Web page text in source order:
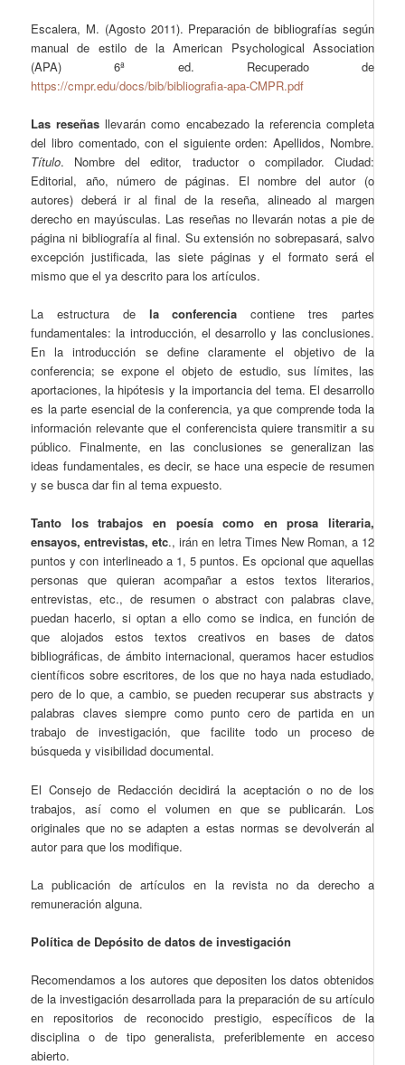
Escalera, M. (Agosto 2011). Preparación de bibliografías según
manual de estilo de la American Psychological Association
(APA) 6ª ed. Recuperado de
https://cmpr.edu/docs/bib/bibliografia-apa-CMPR.pdf
Las reseñas llevarán como encabezado la referencia completa
del libro comentado, con el siguiente orden: Apellidos, Nombre.
Título. Nombre del editor, traductor o compilador. Ciudad:
Editorial, año, número de páginas. El nombre del autor (o
autores) deberá ir al final de la reseña, alineado al margen
derecho en mayúsculas. Las reseñas no llevarán notas a pie de
página ni bibliografía al final. Su extensión no sobrepasará, salvo
excepción justificada, las siete páginas y el formato será el
mismo que el ya descrito para los artículos.
La estructura dela conferencia contiene tres partes
fundamentales: la introducción, el desarrollo y las conclusiones.
En la introducción se define claramente el objetivo de la
conferencia; se expone el objeto de estudio, sus límites, las
aportaciones, la hipótesis y la importancia del tema. El desarrollo
es la parte esencial de la conferencia, ya que comprende toda la
información relevante que el conferencista quiere transmitir a su
público. Finalmente, en las conclusiones se generalizan las
ideas fundamentales, es decir, se hace una especie de resumen
y se busca dar fin al tema expuesto.
Tanto los trabajos en poesía como en prosa literaria,
ensayos, entrevistas, etc., irán en letra Times New Roman, a 12
puntos y con interlineado a 1, 5 puntos. Es opcional que aquellas
personas que quieran acompañar a estos textos literarios,
entrevistas, etc., de resumen o abstract con palabras clave,
puedan hacerlo, si optan a ello como se indica, en función de
que alojados estos textos creativos en bases de datos
bibliográficas, de ámbito internacional, queramos hacer estudios
científicos sobre escritores, de los que no haya nada estudiado,
pero de lo que, a cambio, se pueden recuperar sus abstracts y
palabras claves siempre como punto cero de partida en un
trabajo de investigación, que facilite todo un proceso de
búsqueda y visibilidad documental.
El Consejo de Redacción decidirá la aceptación o no de los
trabajos, así como el volumen en que se publicarán. Los
originales que no se adapten a estas normas se devolverán al
autor para que los modifique.
La publicación de artículos en la revista no da derecho a
remuneración alguna.
Política de Depósito de datos de investigación
Recomendamos a los autores que depositen los datos obtenidos
de la investigación desarrollada para la preparación de su artículo
en repositorios de reconocido prestigio, específicos de la
disciplina o de tipo generalista, preferiblemente en acceso
abierto.